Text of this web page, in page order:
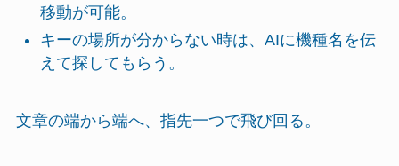
移動が可能。
キーの場所が分からない時は、AIに機種名を伝
えて探してもらう。
文章の端から端へ、指先一つで飛び回る。